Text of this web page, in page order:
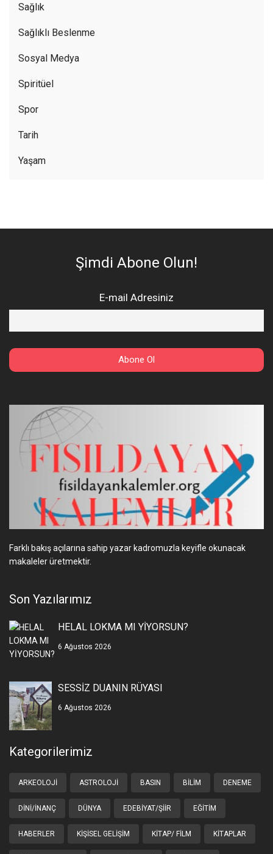
Sağlık
Sağlıklı Beslenme
Sosyal Medya
Spiritüel
Spor
Tarih
Yaşam
Şimdi Abone Olun!
E-mail Adresiniz
Farklı bakış açılarına sahip yazar kadromuzla keyifle okunacak
makaleler üretmektir.
Son Yazılarımız
HELAL LOKMA MI YİYORSUN?
6 Ağustos 2026
SESSİZ DUANIN RÜYASI
6 Ağustos 2026
Kategorilerimiz
ARKEOLOJI ASTROLOJI BASIN BILIM DENEME
DINI/İNANÇ DÜNYA EDEBIYAT/ŞIIR EĞITIM
HABERLER KIŞISEL GELIŞIM KITAP/ FILM KITAPLAR